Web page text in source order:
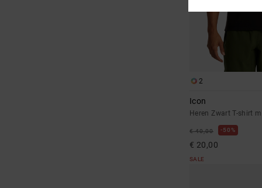
2
Icon
Heren Zwart T-shirt
€ 40,00 50%
€ 20,00
SALE